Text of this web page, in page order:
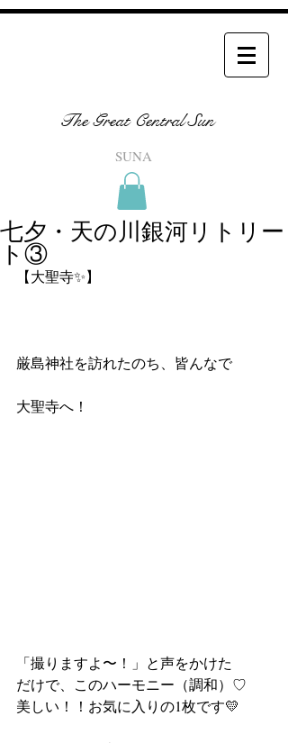
The Great Central Sun
SUNA
七夕・天の川銀河リトリー
ト③
【大聖寺✨】
厳島神社を訪れたのち、皆んなで
大聖寺へ！
「撮りますよ〜！」と声をかけた
だけで、このハーモニー（調和）♡
美しい！！お気に入りの1枚です💛